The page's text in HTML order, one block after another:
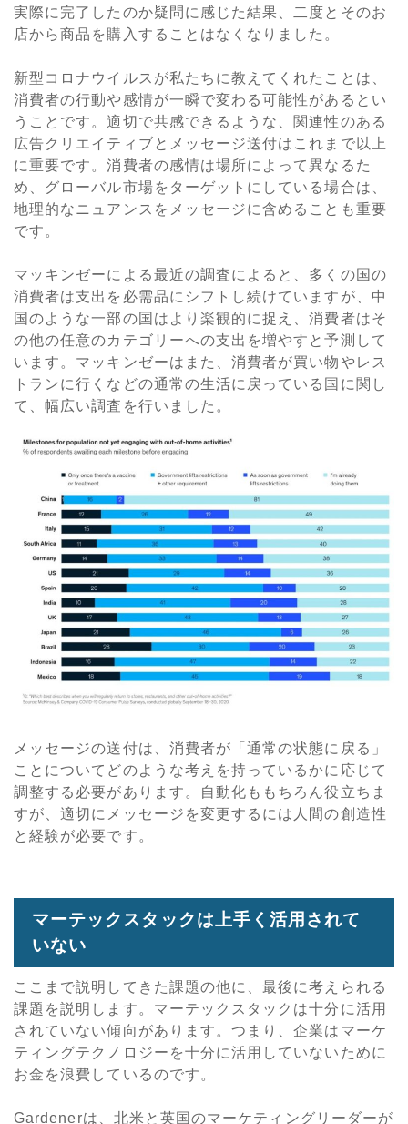
実際に完了したのか疑問に感じた結果、二度とそのお
店から商品を購入することはなくなりました。
新型コロナウイルスが私たちに教えてくれたことは、
消費者の行動や感情が一瞬で変わる可能性があるとい
うことです。適切で共感できるような、関連性のある
広告クリエイティブとメッセージ送付はこれまで以上
に重要です。消費者の感情は場所によって異なるた
め、グローバル市場をターゲットにしている場合は、
地理的なニュアンスをメッセージに含めることも重要
です。
マッキンゼーによる最近の調査によると、多くの国の
消費者は支出を必需品にシフトし続けていますが、中
国のような一部の国はより楽観的に捉え、消費者はそ
の他の任意のカテゴリーへの支出を増やすと予測して
います。マッキンゼーはまた、消費者が買い物やレス
トランに行くなどの通常の生活に戻っている国に関し
て、幅広い調査を行いました。
メッセージの送付は、消費者が「通常の状態に戻る」
ことについてどのような考えを持っているかに応じて
調整する必要があります。自動化ももちろん役立ちま
すが、適切にメッセージを変更するには人間の創造性
と経験が必要です。
マーテックスタックは上手く活用されて
いない
ここまで説明してきた課題の他に、最後に考えられる
課題を説明します。マーテックスタックは十分に活用
されていない傾向があります。つまり、企業はマーケ
ティングテクノロジーを十分に活用していないために
お金を浪費しているのです。
Gardenerは、北米と英国のマーケティングリーダーが